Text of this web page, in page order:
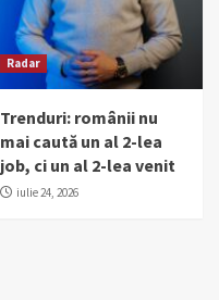
Radar
Trenduri: românii nu
mai caută un al 2-lea
job, ci un al 2-lea venit
iulie 24, 2026